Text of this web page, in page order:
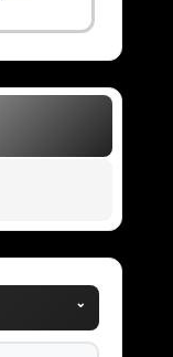
⌄